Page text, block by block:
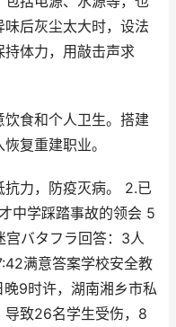
后灰尘太大时，设法
体力，用敲击声求
食和个人卫生。搭建
复重建职业。
力，防疫灭病。 2.已
中学踩踏事故的领会 5
バタフラ回答：3人
满意答案学校安全教
9时许，湖南湘乡市私
导致26名学生受伤，8